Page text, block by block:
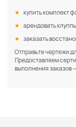
купить комплект
арендовать
заказать
Отправьте чертежи
Предоставляем
выполнения заказов